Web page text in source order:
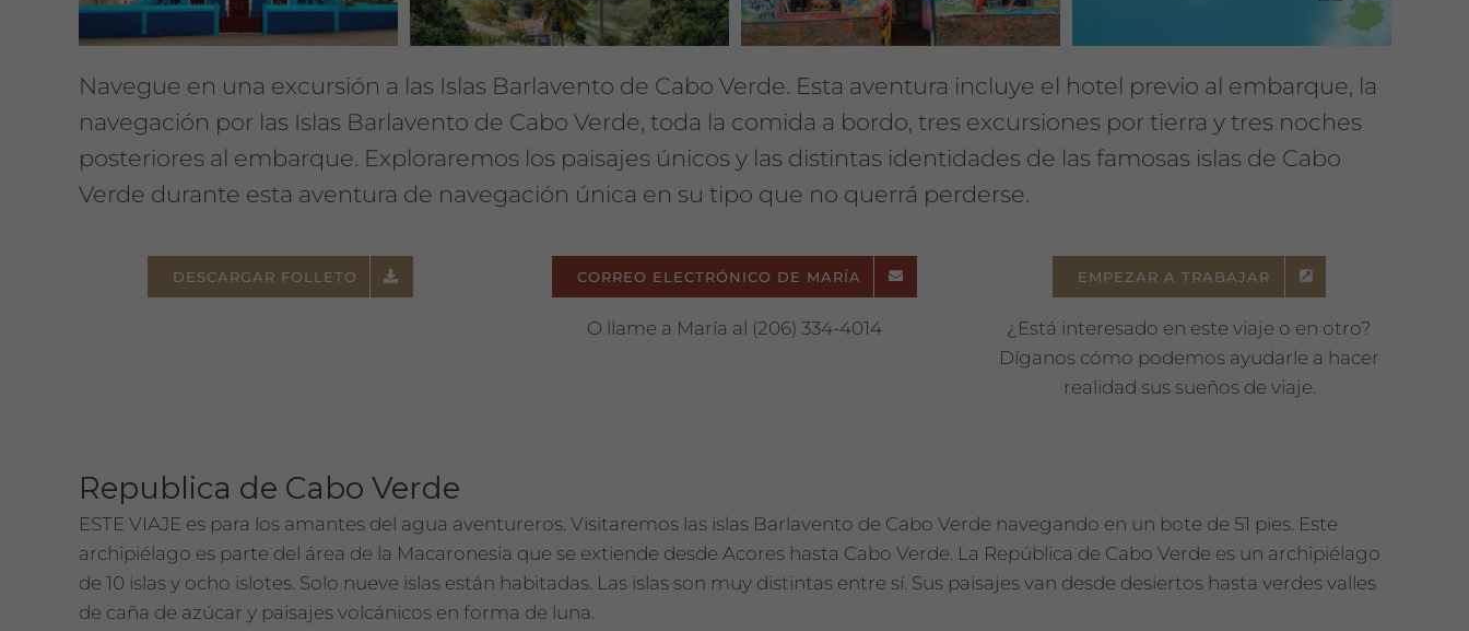
Navegue en una excursión a las Islas Barlavento de Cabo Verde. Esta aventura incluye el hotel previo al embarque, la
navegación por las Islas Barlavento de Cabo Verde, toda la comida a bordo, tres excursiones por tierra y tres noches
posteriores al embarque. Exploraremos los paisajes únicos y las distintas identidades de las famosas islas de Cabo
Verde durante esta aventura de navegación única en su tipo que no querrá perderse.
DESCARGAR FOLLETO CORREO ELECTRÓNICO DE MARÍA
O llame a María al (206) 334-4014
EMPEZAR A TRABAJAR
¿Está interesado en este viaje o en otro?
Díganos cómo podemos ayudarle a hacer
realidad sus sueños de viaje.
Republica de Cabo Verde
ESTE VIAJE es para los amantes del agua aventureros. Visitaremos las islas Barlavento de Cabo Verde navegando en un bote de 51 pies. Este
archipiélago es parte del área de la Macaronesia que se extiende desde Acores hasta Cabo Verde. La República de Cabo Verde es un archipiélago
de 10 islas y ocho islotes. Solo nueve islas están habitadas. Las islas son muy distintas entre sí. Sus paisajes van desde desiertos hasta verdes valles
de caña de azúcar y paisajes volcánicos en forma de luna.